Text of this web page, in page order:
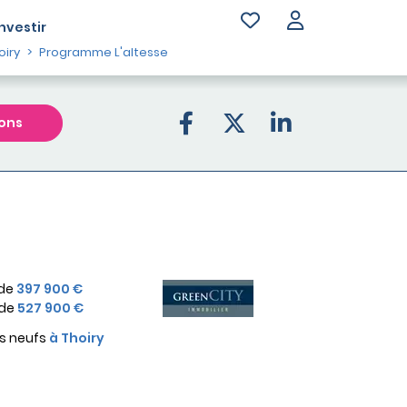
Programme L'altesse
397 900 €
527 900 €
neufs à Thoiry